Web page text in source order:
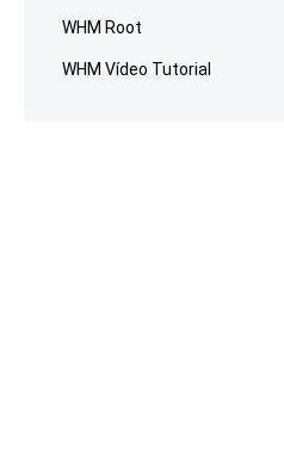
WHM Root
WHM Vídeo Tutorial